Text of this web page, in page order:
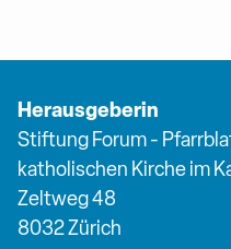
Herausgeberin
Stiftung Forum -
katholischen Kirche im
Zeltweg 48
8032 Zürich